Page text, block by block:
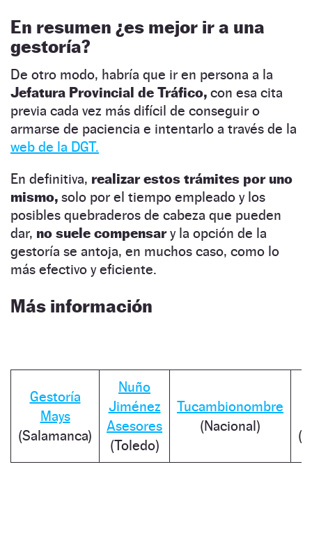
En resumen ¿es mejor ir a una
gestoría?
De otro modo, habría que ir en persona a la
Jefatura Provincial de Tráfico, con esa cita
previa cada vez más difícil de conseguir o
armarse de paciencia e intentarlo a través de la
web de la DGT.
En definitiva, realizar estos trámites por uno
mismo, solo por el tiempo empleado y los
posibles quebraderos de cabeza que pueden
dar, no suele compensary la opción de la
gestoría se antoja, en muchos caso, como lo
más efectivo y eficiente.
Más información
Gestoría
Mays
(Salamanca)
Nuño
Jiménez
Asesores
(Toledo)
Tucambionombre
(Nacional)